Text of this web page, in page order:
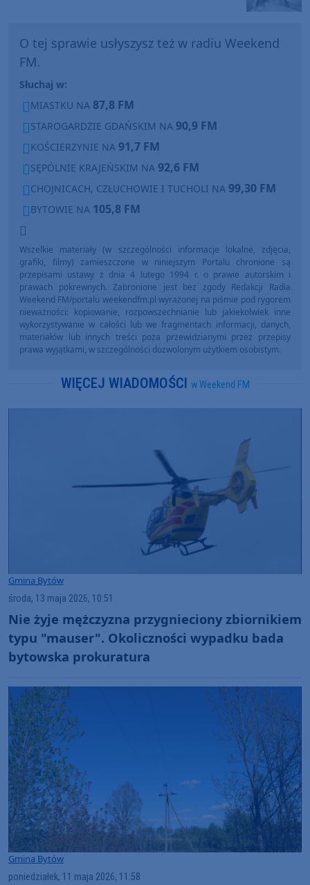
O tej sprawie usłyszysz też w radiu Weekend
FM.
Słuchaj w:
MIASTKU NA 87,8 FM
STAROGARDZIE GDAŃSKIM NA 90,9 FM
KOŚCIERZYNIE NA 91,7 FM
SĘPÓLNIE KRAJEŃSKIM NA 92,6 FM
CHOJNICACH, CZŁUCHOWIE I TUCHOLI NA 99,30 FM
BYTOWIE NA 105,8 FM
Wszelkie materiały (w szczególności informacje lokalne, zdjęcia,
grafiki, filmy) zamieszczone w niniejszym Portalu chronione są
przepisami ustawy z dnia 4 lutego 1994 r. o prawie autorskim i
prawach pokrewnych. Zabronione jest bez zgody Redakcji Radia
Weekend FM/portalu weekendfm.pl wyrażonej na piśmie pod rygorem
nieważności: kopiowanie, rozpowszechnianie lub jakiekolwiek inne
wykorzystywanie w całości lub we fragmentach informacji, danych,
materiałów lub innych treści poza przewidzianymi przez przepisy
prawa wyjątkami, w szczególności dozwolonym użytkiem osobistym.
WIĘCEJ WIADOMOŚCI w Weekend FM
Gmina Bytów
środa, 13 maja 2026, 10:51
Nie żyje mężczyzna przygnieciony zbiornikiem
typu "mauser". Okoliczności wypadku bada
bytowska prokuratura
Gmina Bytów
poniedziałek, 11 maja 2026, 11:58